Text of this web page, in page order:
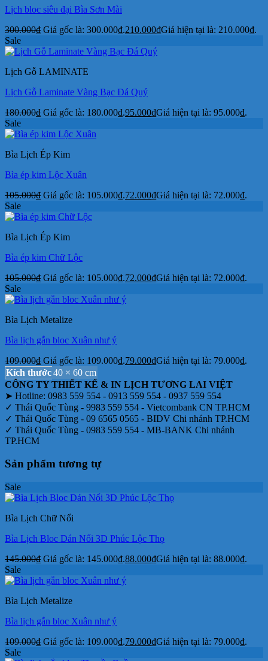
Lịch bloc siêu đại Bìa Sơn Mài
300.000₫ Giá gốc là: 300.000₫.210.000₫Giá hiện tại là: 210.000₫.
Sale
Lịch Gỗ LAMINATE
Lịch Gỗ Laminate Vàng Bạc Đá Quý
180.000₫ Giá gốc là: 180.000₫.95.000₫Giá hiện tại là: 95.000₫.
Sale
Bìa Lịch Ép Kim
Bìa ép kim Lộc Xuân
105.000₫ Giá gốc là: 105.000₫.72.000₫Giá hiện tại là: 72.000₫.
Sale
Bìa Lịch Ép Kim
Bìa ép kim Chữ Lộc
105.000₫ Giá gốc là: 105.000₫.72.000₫Giá hiện tại là: 72.000₫.
Sale
Bìa Lịch Metalize
Bìa lịch gắn bloc Xuân như ý
109.000₫ Giá gốc là: 109.000₫.79.000₫Giá hiện tại là: 79.000₫.
Kích thước40 × 60 cm
CÔNG TY THIẾT KẾ & IN LỊCH TƯƠNG LAI VIỆT
➤ Hotline: 0983 559 554 - 0913 559 554 - 0937 559 554
✓ Thái Quốc Tùng - 9983 559 554 - Vietcombank CN TP.HCM
✓ Thái Quốc Tùng - 09 6565 0565 - BIDV Chi nhánh TP.HCM
✓ Thái Quốc Tùng - 0983 559 554 - MB-BANK Chi nhánh
TP.HCM
Sản phẩm tương tự
Sale
Bìa Lịch Chữ Nổi
Bìa Lịch Bloc Dán Nổi 3D Phúc Lộc Thọ
145.000₫ Giá gốc là: 145.000₫.88.000₫Giá hiện tại là: 88.000₫.
Sale
Bìa Lịch Metalize
Bìa lịch gắn bloc Xuân như ý
109.000₫ Giá gốc là: 109.000₫.79.000₫Giá hiện tại là: 79.000₫.
Sale